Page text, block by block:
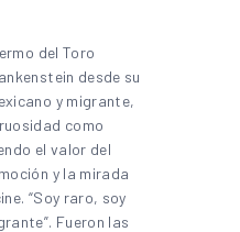
del Toro
desde su
y migrante,
como
el valor del
y la mirada
“Soy raro, soy
Fueron las